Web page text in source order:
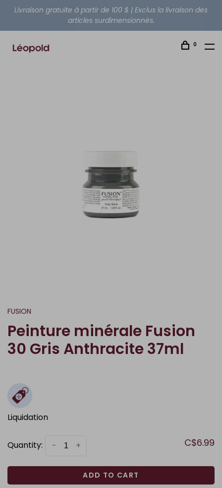
Livraison gratuite à partir de 100 $ | Exclus la livraison des
articles surdimensionnés.
0
FUSION
Peinture minérale Fusion
30 Gris Anthracite 37ml
Liquidation
Quantity: +
- C$6.99
ADD TO CART